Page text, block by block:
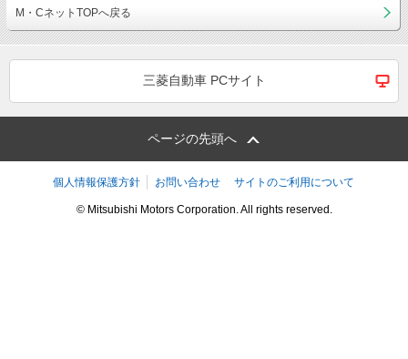
M・CネットTOPへ戻る
三菱自動車 PCサイト
ページの先頭へ
個人情報保護方針 お問い合わせ サイトのご利用について
© Mitsubishi Motors Corporation. All rights reserved.